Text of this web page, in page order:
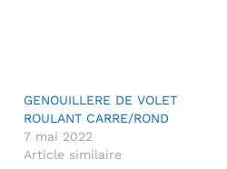
GENOUILLERE DE VOLET
ROULANT CARRE/ROND
7 mai 2022
Article similaire